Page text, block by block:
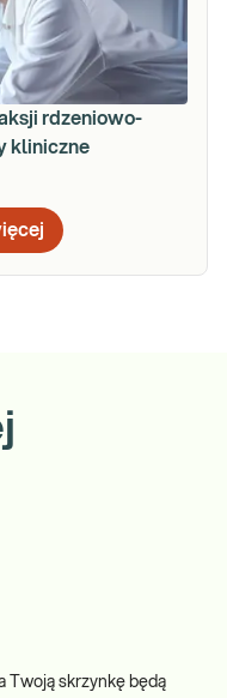
rdzeniowo-
kliniczne
Twoją skrzynkę będą